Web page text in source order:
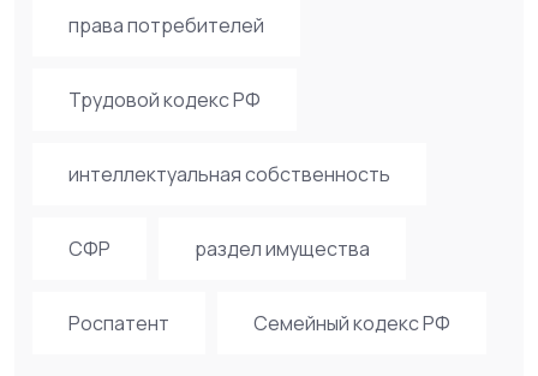
права потребителей
Трудовой кодекс РФ
интеллектуальная собственность
СФР раздел имущества
Роспатент Семейный кодекс РФ